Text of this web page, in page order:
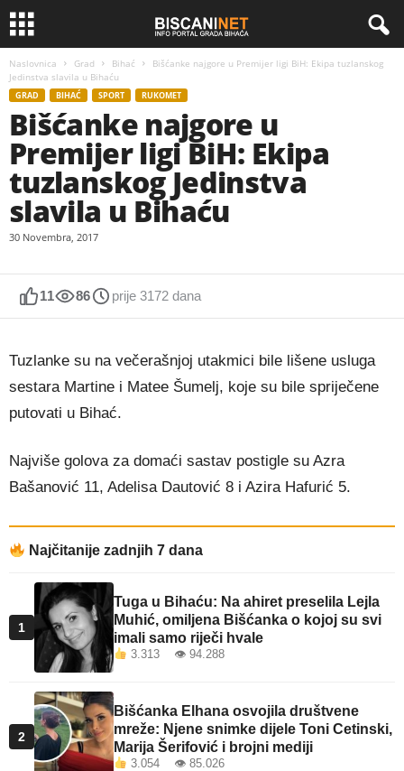
Naslovnica Grad Bihać
Bišćanke najgore u Premijer ligi BiH: Ekipa tuzlanskog
Jedinstva slavila u Bihaću
GRAD BIHAĆ SPORT RUKOMET
Bišćanke najgore u
Premijer ligi BiH: Ekipa
tuzlanskog Jedinstva
slavila u Bihaću
30 Novembra, 2017
11 86 prije 3172 dana
Tuzlanke su na večerašnjoj utakmici bile lišene usluga
sestara Martine i Matee Šumelj, koje su bile spriječene
putovati u Bihać.
Najviše golova za domaći sastav postigle su Azra
Bašanović 11, Adelisa Dautović 8 i Azira Hafurić 5.
Najčitanije zadnjih 7 dana
1
Tuga u Bihaću: Na ahiret preselila Lejla
Muhić, omiljena Bišćanka o kojoj su svi
imali samo riječi hvale
3.313 👁 94.288
2
Bišćanka Elhana osvojila društvene
mreže: Njene snimke dijele Toni Cetinski,
Marija Šerifović i brojni mediji
3.054 👁 85.026